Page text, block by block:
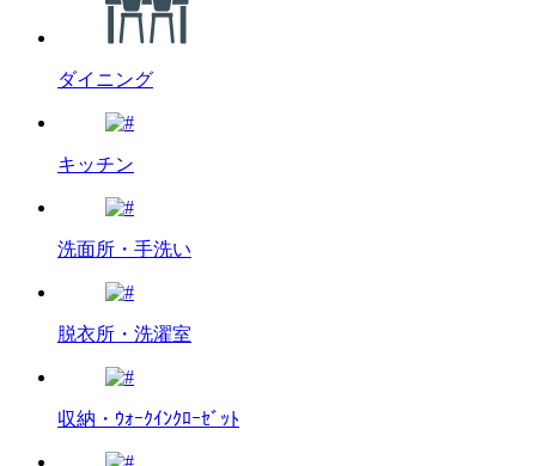
ダイニング
キッチン
洗面所・手洗い
脱衣所・洗濯室
収納・ｳｫｰｸｲﾝｸﾛｰｾﾞｯﾄ